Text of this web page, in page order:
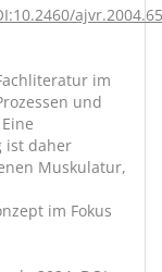
im
und
ist daher
Muskulatur,
im Fokus